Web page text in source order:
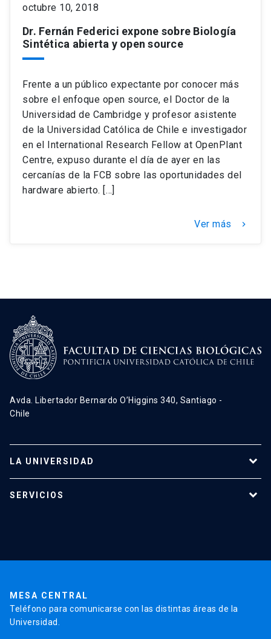
octubre 10, 2018
Dr. Fernán Federici expone sobre Biología
Sintética abierta y open source
Frente a un público expectante por conocer más
sobre el enfoque open source, el Doctor de la
Universidad de Cambridge y profesor asistente
de la Universidad Católica de Chile e investigador
en el International Research Fellow at OpenPlant
Centre, expuso durante el día de ayer en las
cercanías de la FCB sobre las oportunidades del
hardware abierto. […]
Ver más keyboard_arrow_right
Avda. Libertador Bernardo O’Higgins 340, Santiago -
Chile
LA UNIVERSIDAD
Investigación
SERVICIOS
MESA CENTRAL
Teléfono para comunicarse con las distintas áreas de la
Universidad.